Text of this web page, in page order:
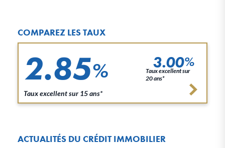
COMPAREZ LES TAUX
2.85%
Taux excellent sur 15 ans*
3.00%
Taux excellent sur
20 ans*
ACTUALITÉS DU CRÉDIT IMMOBILIER